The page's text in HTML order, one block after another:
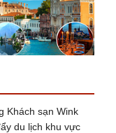
Khách sạn Wink
du lịch khu vực